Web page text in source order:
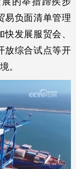
易负面清单管理
发展服贸会、
放综合试点等开
。